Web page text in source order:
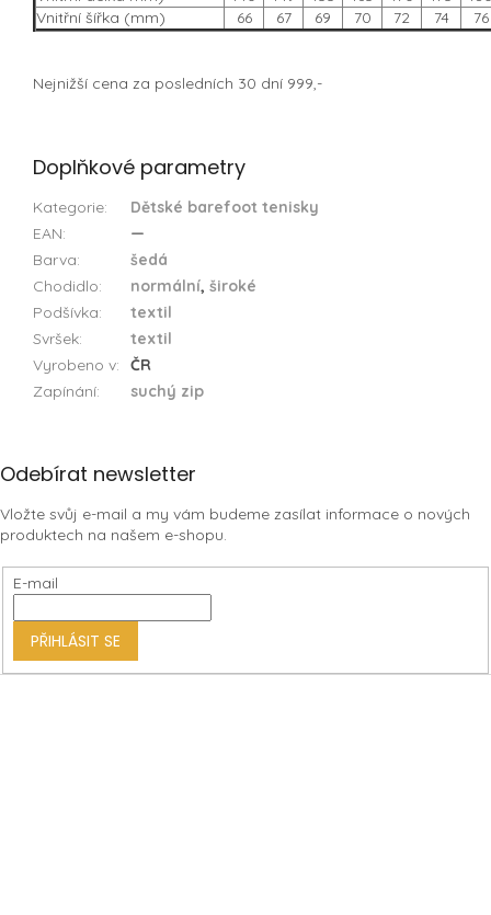
Vnitřní šířka (mm)
66 67 69 70 72 74 76
Nejnižší cena za posledních 30 dní 999,-
Doplňkové parametry
Kategorie:
Dětské barefoot tenisky
EAN:
—
Barva:
šedá
Chodidlo: normální, široké
Podšívka:
textil
Svršek:
textil
Vyrobeno v:
ČR
Zapínání: suchý zip
Z
p
a
t
Odebírat newsletter
Vložte svůj e-mail a my vám budeme zasílat informace o nových
produktech na našem e-shopu.
E-mail
PŘIHLÁSIT SE